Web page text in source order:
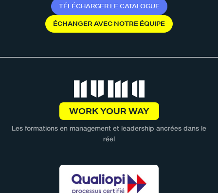
TÉLÉCHARGER LE CATALOGUE
ÉCHANGERAVEC NOTRE ÉQUIPE
WORK YOUR WAY
Les formations en management et leadership ancrées dans le
réel